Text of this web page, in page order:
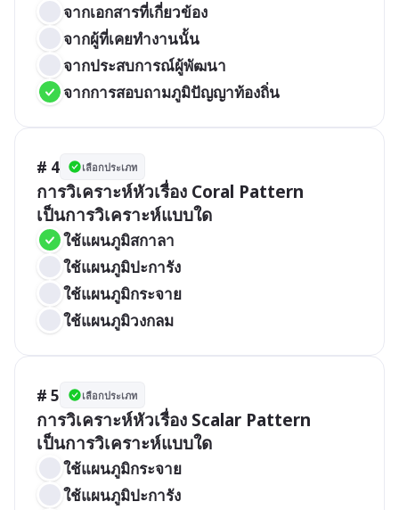
จากเอกสารที่เกี่ยวข้อง
จากผู้ที่เคยทำงานนั้น
จากประสบการณ์ผู้พัฒนา
จากการสอบถามภูมิปัญญาท้องถิ่น
# 4 เลือกประเภท
การวิเคราะห์หัวเรื่อง Coral Pattern
เป็นการวิเคราะห์แบบใด
ใช้แผนภูมิสกาลา
ใช้แผนภูมิปะการัง
ใช้แผนภูมิกระจาย
ใช้แผนภูมิวงกลม
# 5 เลือกประเภท
การวิเคราะห์หัวเรื่อง Scalar Pattern
เป็นการวิเคราะห์แบบใด
ใช้แผนภูมิกระจาย
ใช้แผนภูมิปะการัง